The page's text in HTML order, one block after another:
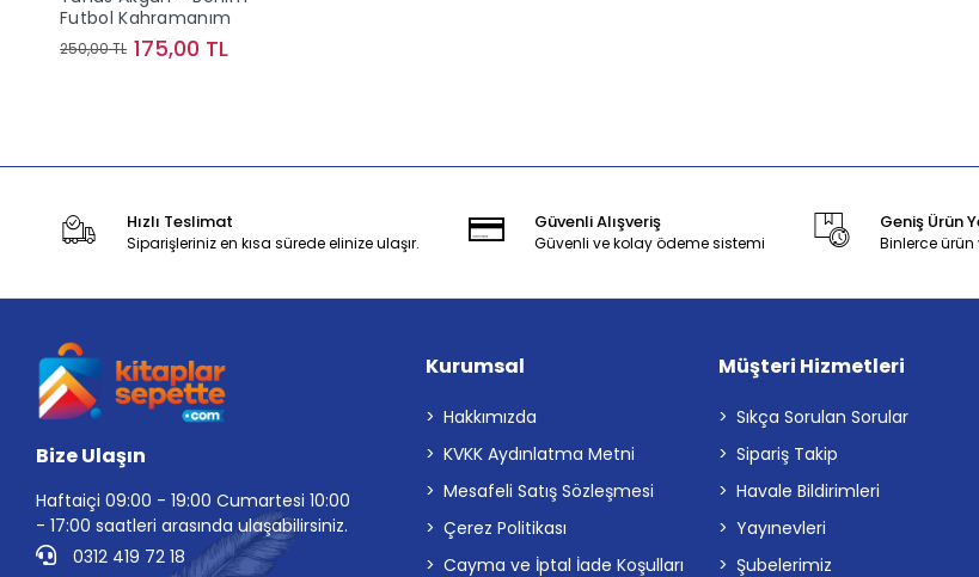
Futbol Kahramanım
250,00 TL 175,00 TL
Hızlı Teslimat
Siparişleriniz en kısa sürede elinize ulaşır.
Güvenli Alışveriş
Güvenli ve kolay ödeme sistemi
Geniş Ürün
Binlerce
Bize Ulaşın
Haftaiçi 09:00 - 19:00 Cumartesi 10:00
- 17:00 saatleri arasında ulaşabilirsiniz.
0312 419 72 18
Kurumsal
Hakkımızda
KVKK Aydınlatma Metni
Mesafeli Satış Sözleşmesi
Çerez Politikası
Cayma ve İptal İade Koşulları
Müşteri Hizmetleri
Sıkça Sorulan Sorular
Sipariş Takip
Havale Bildirimleri
Yayınevleri
Şubelerimiz